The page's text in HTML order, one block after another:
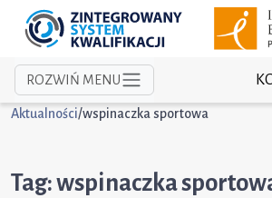
ROZWIŃ MENU
Aktualności/wspinaczka sportowa
Tag: wspinaczka